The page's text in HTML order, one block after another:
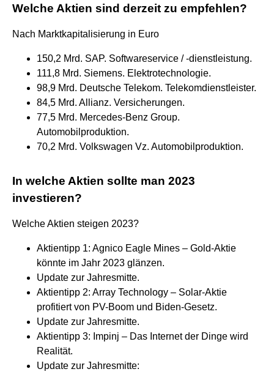
Welche Aktien sind derzeit zu empfehlen?
Nach Marktkapitalisierung in Euro
150,2 Mrd. SAP. Softwareservice / -dienstleistung.
111,8 Mrd. Siemens. Elektrotechnologie.
98,9 Mrd. Deutsche Telekom. Telekomdienstleister.
84,5 Mrd. Allianz. Versicherungen.
77,5 Mrd. Mercedes-Benz Group.
Automobilproduktion.
70,2 Mrd. Volkswagen Vz. Automobilproduktion.
In welche Aktien sollte man 2023
investieren?
Welche Aktien steigen 2023?
Aktientipp 1: Agnico Eagle Mines – Gold-Aktie
könnte im Jahr 2023 glänzen.
Update zur Jahresmitte.
Aktientipp 2: Array Technology – Solar-Aktie
profitiert von PV-Boom und Biden-Gesetz.
Update zur Jahresmitte.
Aktientipp 3: Impinj – Das Internet der Dinge wird
Realität.
Update zur Jahresmitte: